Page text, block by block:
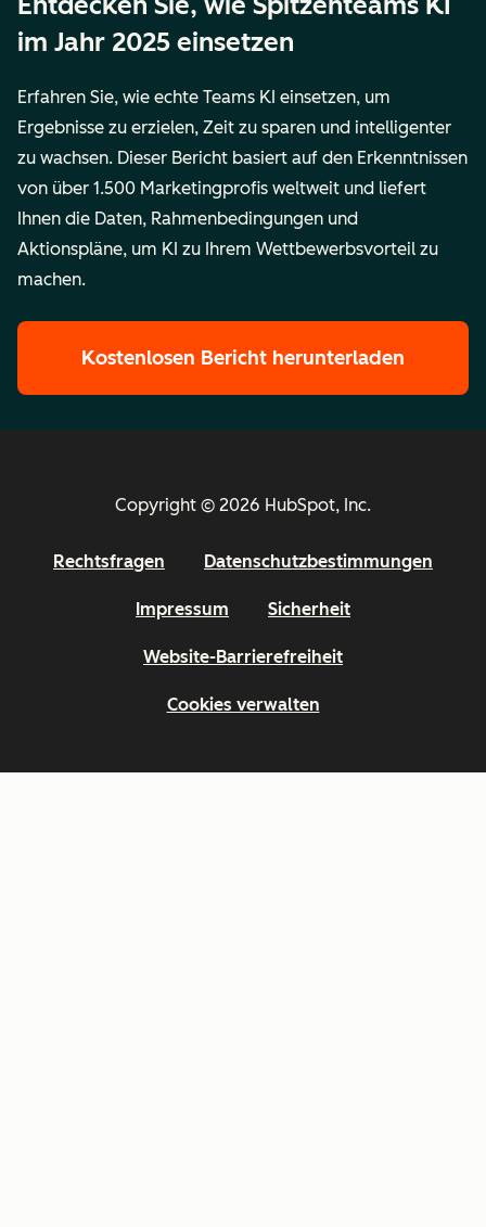
im Jahr 2025 einsetzen
Erfahren Sie, wie echte Teams KI einsetzen, um
Ergebnisse zu erzielen, Zeit zu sparen und intelligenter
zu wachsen. Dieser Bericht basiert auf den Erkenntnissen
von über 1.500 Marketingprofis weltweit und liefert
Ihnen die Daten, Rahmenbedingungen und
Aktionspläne, um KI zu Ihrem Wettbewerbsvorteil zu
machen.
Kostenlosen Bericht herunterladen
Copyright © 2026 HubSpot, Inc.
Rechtsfragen Datenschutzbestimmungen
Impressum Sicherheit
Website-Barrierefreiheit
Cookies verwalten